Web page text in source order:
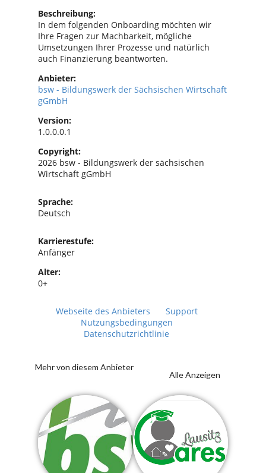
Beschreibung:
In dem folgenden Onboarding möchten wir
Ihre Fragen zur Machbarkeit, mögliche
Umsetzungen Ihrer Prozesse und natürlich
auch Finanzierung beantworten.
Anbieter:
bsw - Bildungswerk der Sächsischen Wirtschaft
gGmbH
Version:
1.0.0.0.1
Copyright:
2026 bsw - Bildungswerk der sächsischen
Wirtschaft gGmbH
Sprache:
Deutsch
Karrierestufe:
Anfänger
Alter:
0+
Webseite des Anbieters
Support
Nutzungsbedingungen
Datenschutzrichtlinie
Mehr von diesem Anbieter
Alle Anzeigen